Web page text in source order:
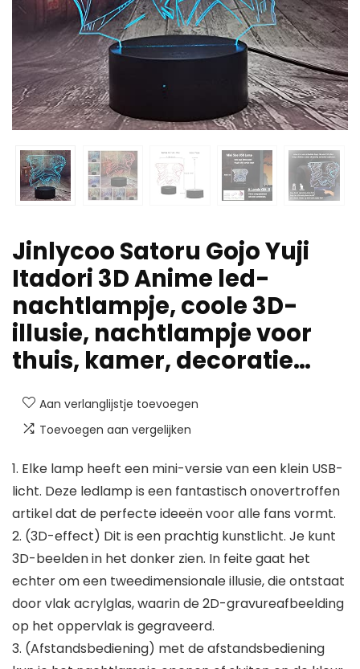
Jinlycoo Satoru Gojo Yuji
Itadori 3D Anime led-
nachtlampje, coole 3D-
illusie, nachtlampje voor
thuis, kamer, decoratie…
Aan verlanglijstje toevoegen
Toevoegen aan vergelijken
1. Elke lamp heeft een mini-versie van een klein USB-
licht. Deze ledlamp is een fantastisch onovertroffen
artikel dat de perfecte ideeën voor alle fans vormt.
2. (3D-effect) Dit is een prachtig kunstlicht. Je kunt
3D-beelden in het donker zien. In feite gaat het
echter om een tweedimensionale illusie, die ontstaat
door vlak acrylglas, waarin de 2D-gravureafbeelding
op het oppervlak is gegraveerd.
3. (Afstandsbediening) met de afstandsbediening